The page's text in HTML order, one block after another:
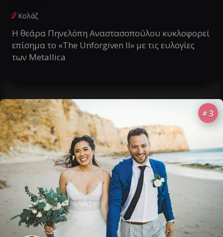
Κολάζ
Η θεάρα Πηνελόπη Αναστασοπούλου κυκλοφορεί
επίσημα το «The Unforgiven II» με τις ευλογίες
των Metallica
# 3